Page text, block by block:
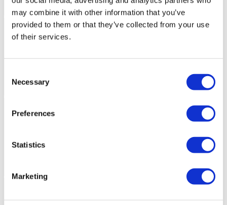
may combine it with other information that you’ve
provided to them or that they’ve collected from your use
of their services.
Selection
Necessary
Preferences
Statistics
Marketing